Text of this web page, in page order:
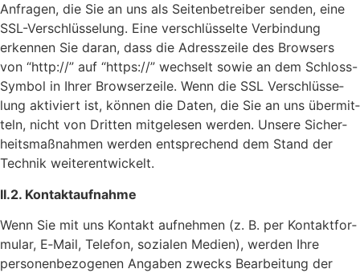
Anfragen, die Sie an uns als Seiten­be­treiber senden, eine
SSL-Verschlüs­se­lung. Eine verschlüs­selte Verbin­dung
erkennen Sie daran, dass die Adress­zeile des Brow­sers
von “http://” auf “https://” wech­selt sowie an dem Schloss-
Symbol in Ihrer Brow­ser­zeile. Wenn die SSL Verschlüs­se­
lung akti­viert ist, können die Daten, die Sie an uns über­mit­
teln, nicht von Dritten mitge­lesen werden. Unsere Sicher­
heits­maß­nahmen werden entspre­chend dem Stand der
Technik weiterentwickelt.
II.2. Kontakt­auf­nahme
Wenn Sie mit uns Kontakt aufnehmen (z. B. per Kontakt­for­
mular, E‑Mail, Telefon, sozialen Medien), werden Ihre
perso­nen­be­zo­genen Angaben zwecks Bear­bei­tung der